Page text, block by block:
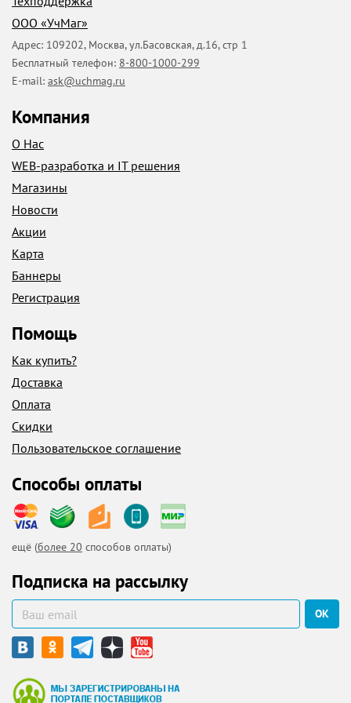
ООО «УчМаг»
Адрес: 109202, Москва,ул.Басовская, д.16, стр 1
Бесплатный телефон: 8-800-1000-299
E-mail: ask@uchmag.ru
Компания
О Нас
WEB-разработка и IT решения
Магазины
Новости
Акции
Карта
Баннеры
Регистрация
Помощь
Как купить?
Доставка
Оплата
Скидки
Пользовательское соглашение
Способы оплаты
ещё (более 20 способов оплаты)
Подписка на рассылку
ОК